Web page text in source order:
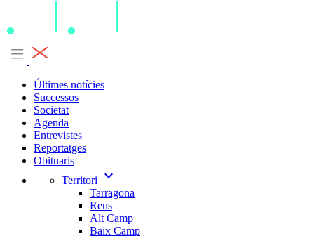
Últimes notícies
Successos
Societat
Agenda
Entrevistes
Reportatges
Obituaris
Territori
expand_more
Tarragona
Reus
Alt Camp
Baix Camp